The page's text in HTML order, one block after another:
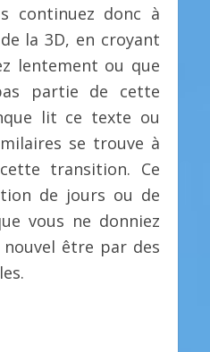
continuez donc à
la 3D, en croyant
lentement ou que
partie de cette
lit ce texte ou
se trouve à
transition. Ce
de jours ou de
vous ne donniez
être par des